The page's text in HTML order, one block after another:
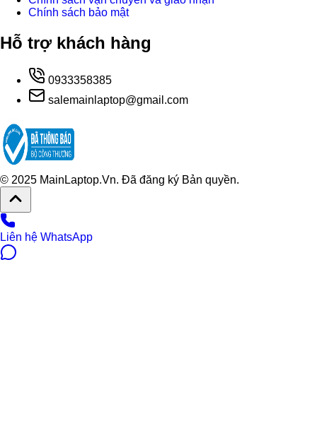
Chính sách bảo mật
Hỗ trợ khách hàng
0933358385
salemainlaptop@gmail.com
© 2025 MainLaptop.Vn. Đã đăng ký Bản quyền.
Liên hệ WhatsApp